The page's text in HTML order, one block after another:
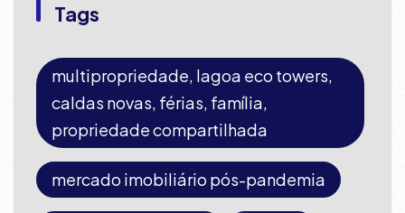
Tags
multipropriedade, lagoa eco towers,
caldas novas, férias, família,
propriedade compartilhada
mercado imobiliário pós-pandemia